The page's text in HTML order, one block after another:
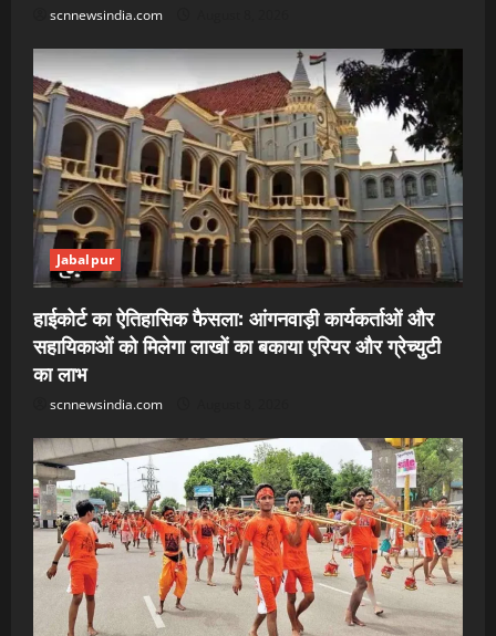
scnnewsindia.com
Jabalpur
हाईकोर्ट का ऐतिहासिक फैसला: आंगनवाड़ी कार्यकर्ताओं और
सहायिकाओं को मिलेगा लाखों का बकाया एरियर और ग्रेच्युटी
का लाभ
scnnewsindia.com